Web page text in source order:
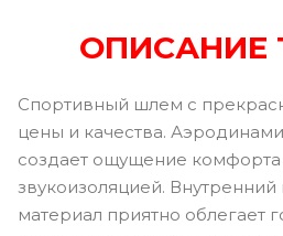
ОПИСАНИЕ
Спортивный шлем с
цены и качества.
создает ощущение
звукоизоляцией.
материал приятно облегает